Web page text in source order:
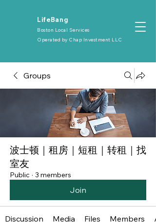
​LifeBang
Boston Local Services
Operated by Chap Investment LLC
Groups
波士顿｜租房｜短租｜转租｜找
室友
Public · 3 members
Join
Discussion Media Files Members